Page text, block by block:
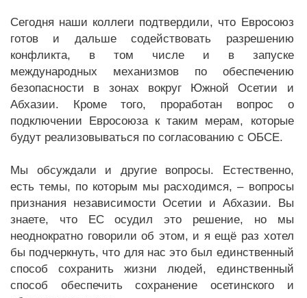
Сегодня наши коллеги подтвердили, что Евросоюз
готов и дальше содействовать разрешению
конфликта, в том числе и в запуске
международных механизмов по обеспечению
безопасности в зонах вокруг Южной Осетии и
Абхазии. Кроме того, проработан вопрос о
подключении Евросоюза к таким мерам, которые
будут реализовываться по согласованию с ОБСЕ.
Мы обсуждали и другие вопросы. Естественно,
есть темы, по которым мы расходимся, – вопросы
признания независимости Осетии и Абхазии. Вы
знаете, что ЕС осудил это решение, но мы
неоднократно говорили об этом, и я ещё раз хотел
бы подчеркнуть, что для нас это был единственный
способ сохранить жизни людей, единственный
способ обеспечить сохранение осетинского и